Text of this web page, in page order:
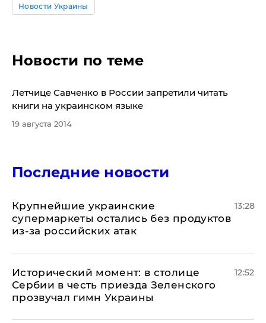
Новости Украины
Новости по теме
​Летчице Савченко в России запретили читать
книги на украинском языке
19 августа 2014
Последние новости
Крупнейшие украинские
супермаркеты остались без продуктов
из-за российских атак
13:28
Исторический момент: в столице
Сербии в честь приезда Зеленского
прозвучал гимн Украины
12:52